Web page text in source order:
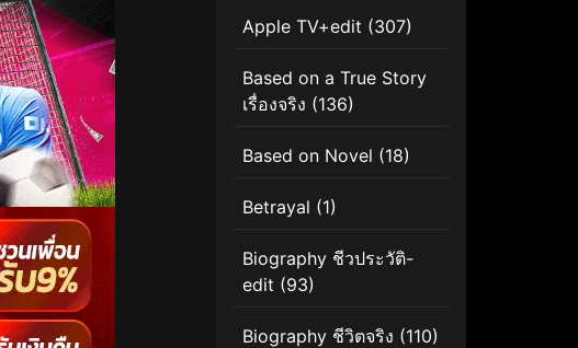
Apple TV+edit (307)
Based on a True Story
เรื่องจริง (136)
Based on Novel (18)
Betrayal (1)
Biography ชีวประวัติ-
edit (93)
Biography ชีวิตจริง (110)